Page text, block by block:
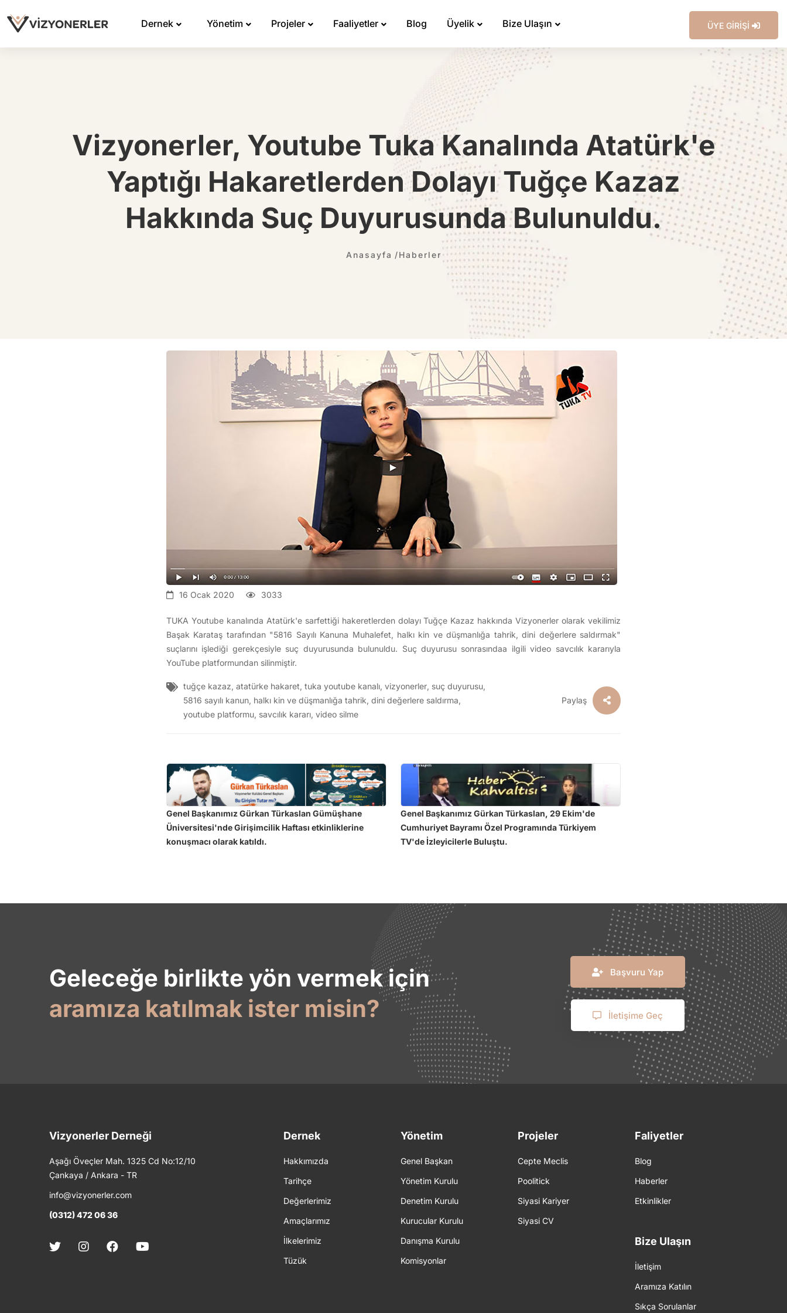
Dernek Yönetim Projeler Faaliyetler Blog Üyelik Bize Ulaşın ÜYE GİRİŞİ
Vizyonerler, Youtube Tuka Kanalında Atatürk'e
Yaptığı Hakaretlerden Dolayı Tuğçe Kazaz
Hakkında Suç Duyurusunda Bulunuldu.
Anasayfa Haberler
16 Ocak 2020 3033
TUKA Youtube kanalında Atatürk'e sarfettiği hakeretlerden dolayı Tuğçe Kazaz hakkında Vizyonerler olarak vekilimiz
Başak Karataş tarafından "5816 Sayılı Kanuna Muhalefet, halkı kin ve düşmanlığa tahrik, dini değerlere saldırmak"
suçlarını işlediği gerekçesiyle suç duyurusunda bulunuldu. Suç duyurusu sonrasındaa ilgili video savcılık kararıyla
YouTube platformundan silinmiştir.
tuğçe kazaz, atatürke hakaret, tuka youtube kanalı, vizyonerler, suç duyurusu,
5816 sayılı kanun, halkı kin ve düşmanlığa tahrik, dini değerlere saldırma,
youtube platformu, savcılık kararı, video silme
Paylaş
Genel Başkanımız Gürkan Türkaslan Gümüşhane
Üniversitesi'nde Girişimcilik Haftası etkinliklerine
konuşmacı olarak katıldı.
Genel Başkanımız Gürkan Türkaslan, 29 Ekim'de
Cumhuriyet Bayramı Özel Programında Türkiyem
TV'de İzleyicilerle Buluştu.
Geleceğe birlikte yön vermek için
aramıza katılmak ister misin?
Başvuru Yap
İletişime Geç
Vizyonerler Derneği
Aşağı Öveçler Mah. 1325 Cd No:12/10
Çankaya / Ankara - TR
info@vizyonerler.com
(0312) 472 06 36
Dernek
Hakkımızda
Tarihçe
Değerlerimiz
Amaçlarımız
İlkelerimiz
Tüzük
Yönetim
Genel Başkan
Yönetim Kurulu
Denetim Kurulu
Kurucular Kurulu
Danışma Kurulu
Komisyonlar
Projeler
Cepte Meclis
Poolitick
Siyasi Kariyer
Siyasi CV
Faliyetler
Blog
Haberler
Etkinlikler
Bize Ulaşın
İletişim
Aramıza Katılın
Sıkça Sorulanlar